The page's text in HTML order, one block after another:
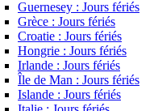
Guernesey : Jours fériés
Grèce : Jours fériés
Croatie : Jours fériés
Hongrie : Jours fériés
Irlande : Jours fériés
Île de Man : Jours fériés
Islande : Jours fériés